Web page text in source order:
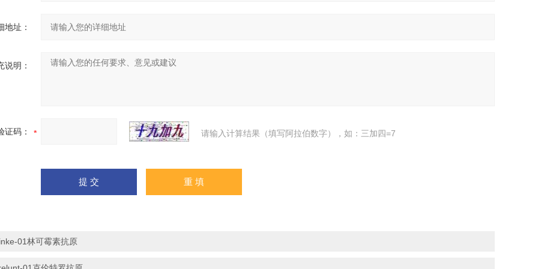
地址：
说明：
证码： 请输入计算结果（填写阿拉伯数字），如：三加四=7
01林可霉素抗原